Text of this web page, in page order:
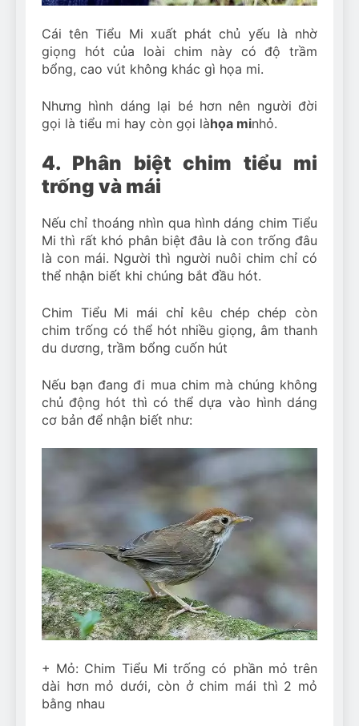
Cái tên Tiểu Mi xuất phát chủ yếu là nhờ
giọng hót của loài chim này có độ trầm
bổng, cao vút không khác gì họa mi.
Nhưng hình dáng lại bé hơn nên người đời
gọi là tiểu mi hay còn gọi làhọa minhỏ.
4. Phân biệt chim tiểu mi
trống và mái
Nếu chỉ thoáng nhìn qua hình dáng chim Tiểu
Mi thì rất khó phân biệt đâu là con trống đâu
là con mái. Người thì người nuôi chim chỉ có
thể nhận biết khi chúng bắt đầu hót.
Chim Tiểu Mi mái chỉ kêu chép chép còn
chim trống có thể hót nhiều giọng, âm thanh
du dương, trầm bổng cuốn hút
Nếu bạn đang đi mua chim mà chúng không
chủ động hót thì có thể dựa vào hình dáng
cơ bản để nhận biết như:
+ Mỏ: Chim Tiểu Mi trống có phần mỏ trên
dài hơn mỏ dưới, còn ở chim mái thì 2 mỏ
bằng nhau